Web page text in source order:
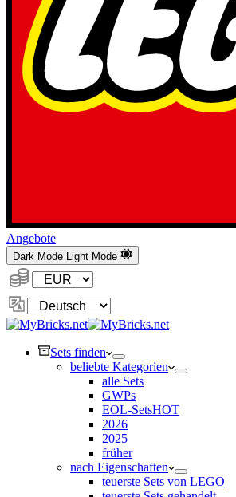
Angebote
Dark Mode Light Mode
Währung:
Sprache
ändern
Sets finden
beliebte Kategorien
alle Sets
GWPs
EOL-SetsHOT
2026
2025
früher
nach Eigenschaften
teuerste Sets von LEGO